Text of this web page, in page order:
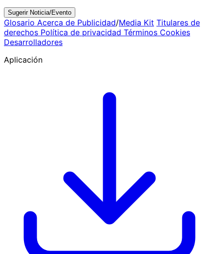
Sugerir Noticia/Evento
Glosario Acerca de Publicidad/Media Kit Titulares de
derechos Política de privacidad Términos Cookies
Desarrolladores
Aplicación